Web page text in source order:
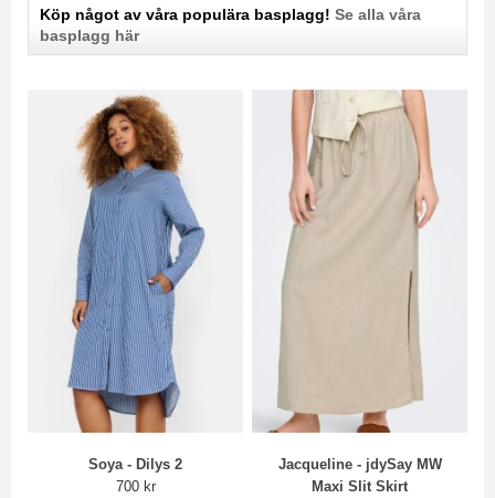
Köp något av våra populära basplagg! Se alla våra
basplagg här
Soya - Dilys 2
700 kr
Jacqueline - jdySay MW
Maxi Slit Skirt